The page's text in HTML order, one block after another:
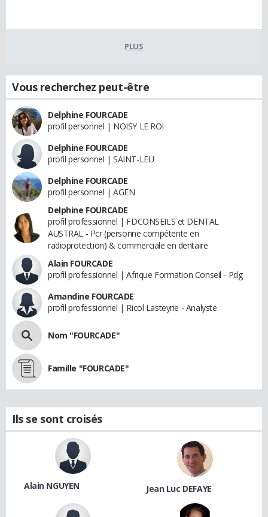
PLUS
Vous recherchez peut-être
Delphine FOURCADE
profil personnel | NOISY LE ROI
Delphine FOURCADE
profil personnel | SAINT-LEU
Delphine FOURCADE
profil personnel | AGEN
Delphine FOURCADE
profil professionnel | FDCONSEILS et DENTAL
AUSTRAL - Pcr (personne compétente en
radioprotection) & commerciale en dentaire
Alain FOURCADE
profil professionnel | Afrique Formation Conseil - Pdg
Amandine FOURCADE
profil professionnel | Ricol Lasteyrie - Analyste
Nom "FOURCADE"
Famille "FOURCADE"
Ils se sont croisés
Alain NGUYEN Jean Luc DEFAYE